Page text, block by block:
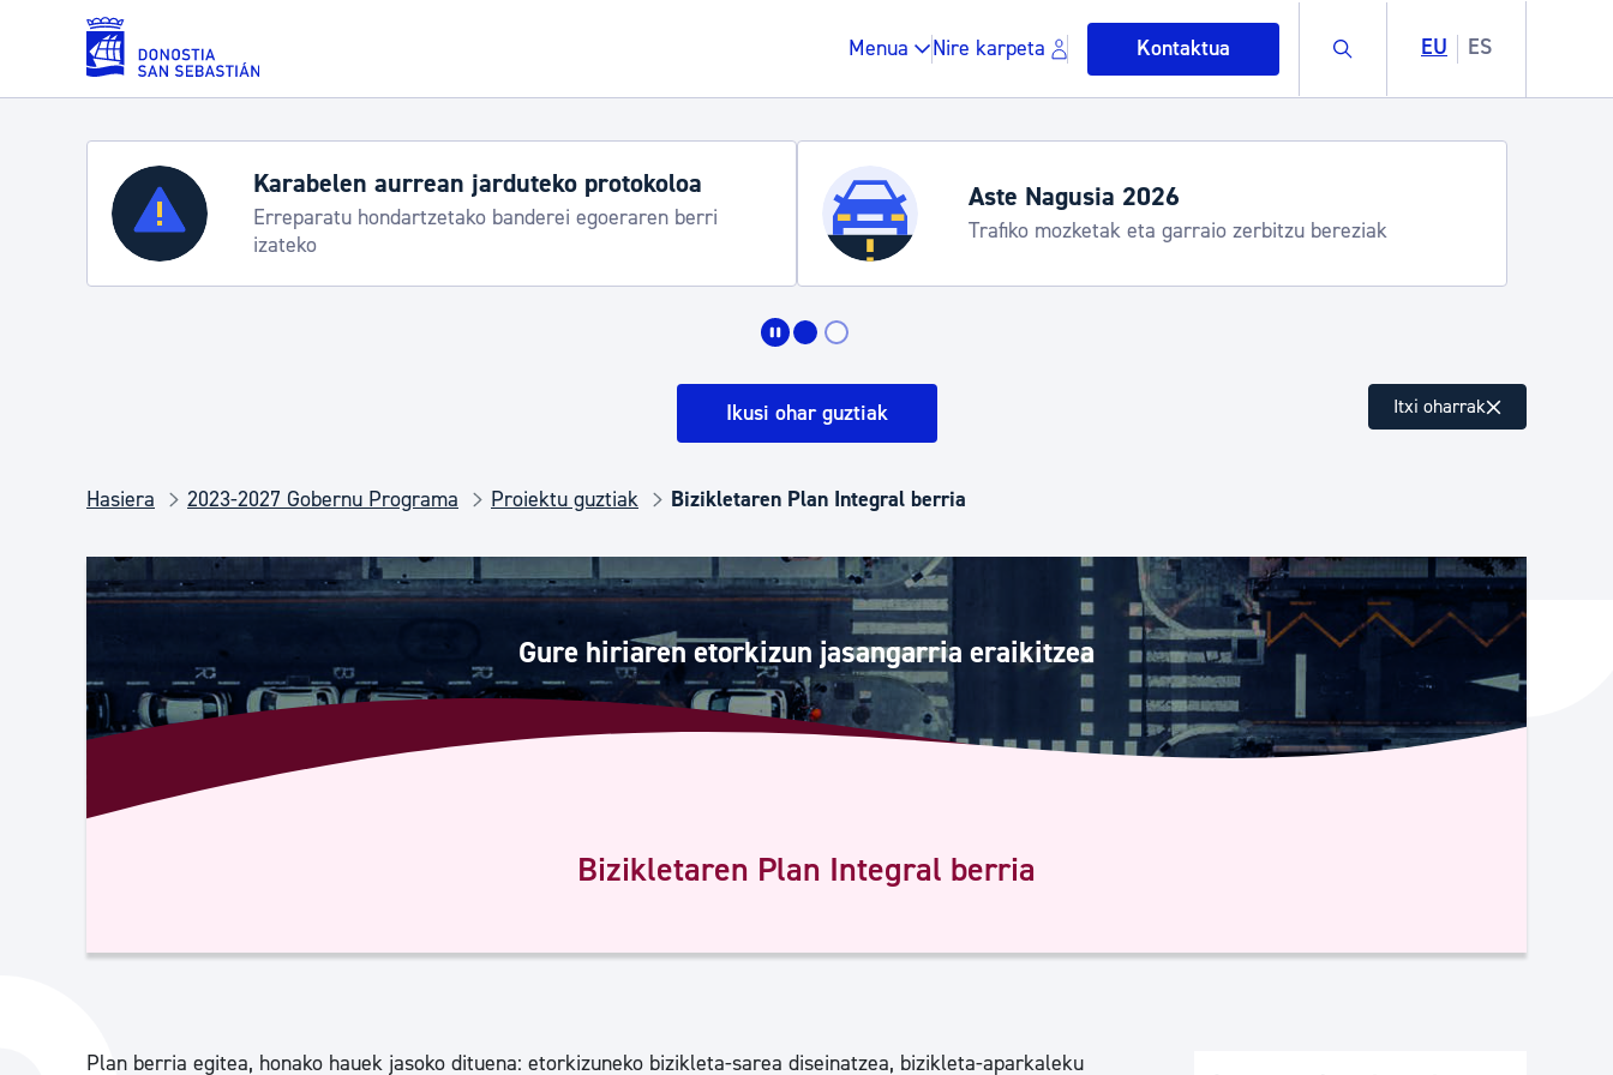
Eduki nagusira joan
Menua Nire karpeta Kontaktua Buscar EU ES
Zerbitzuak
Errolda eta gai pertsonalak
Gune publikoa, hondakinak eta ingurumena
Garapen ekonomikoa eta enplegua
Haurrak eta gazteak Berdintasuna, Giza Eskubideak eta bizikidetza
Karabelen aurrean jarduteko protokoloa
Erreparatu hondartzetako banderei egoeraren berri
izateko
Aste Nagusia 2026
Trafiko mozketak eta garraio zerbitzu bereziak
Ikusi ohar guztiak Itxi oharrak
Hasiera 2023-2027 Gobernu Programa Proiektu guztiak Bizikletaren Plan Integral berria
Gure hiriaren etorkizun jasangarria eraikitzea
Bizikletaren Plan Integral berria
Plan berria egitea, honako hauek jasoko dituena: etorkizuneko bizikleta-sarea diseinatzea, bizikleta-aparkaleku